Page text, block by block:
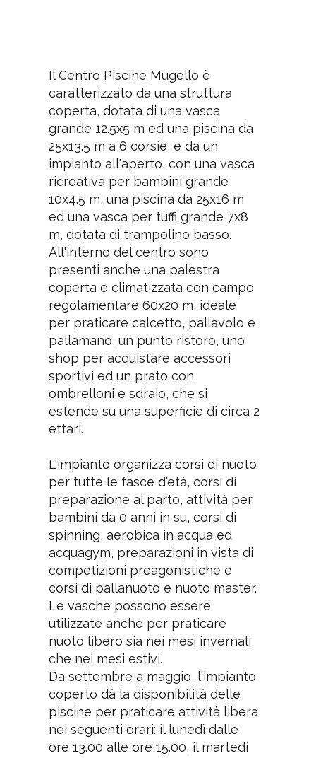
Il Centro Piscine Mugello è
caratterizzato da una struttura
coperta, dotata di una vasca
grande 12.5x5 m ed una piscina da
25x13.5 m a 6 corsie, e da un
impianto all'aperto, con una vasca
ricreativa per bambini grande
10x4.5 m, una piscina da 25x16 m
ed una vasca per tuffi grande 7x8
m, dotata di trampolino basso.
All'interno del centro sono
presenti anche una palestra
coperta e climatizzata con campo
regolamentare 60x20 m, ideale
per praticare calcetto, pallavolo e
pallamano, un punto ristoro, uno
shop per acquistare accessori
sportivi ed un prato con
ombrelloni e sdraio, che si
estende su una superficie di circa 2
ettari.
L'impianto organizza corsi di nuoto
per tutte le fasce d'età, corsi di
preparazione al parto, attività per
bambini da 0 anni in su, corsi di
spinning, aerobica in acqua ed
acquagym, preparazioni in vista di
competizioni preagonistiche e
corsi di pallanuoto e nuoto master.
Le vasche possono essere
utilizzate anche per praticare
nuoto libero sia nei mesi invernali
che nei mesi estivi.
Da settembre a maggio, l'impianto
coperto dà la disponibilità delle
piscine per praticare attività libera
nei seguenti orari: il lunedì dalle
ore 13.00 alle ore 15.00, il martedì